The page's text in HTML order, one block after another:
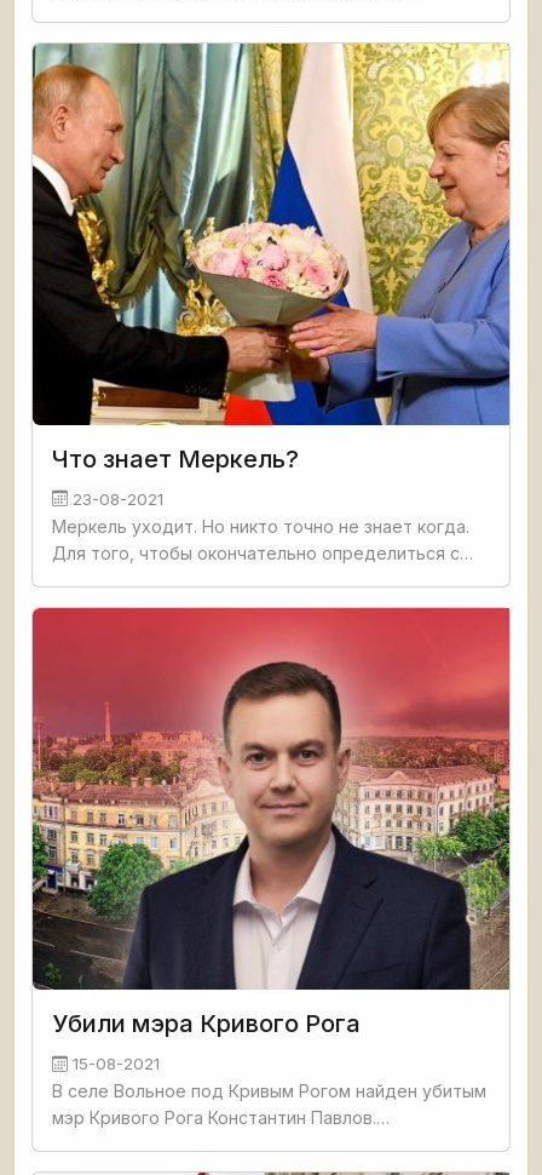
Что знает Меркель?
23-08-2021
Меркель уходит. Но никто точно не знает когда.
Для того, чтобы окончательно определиться с
договориться о коалиции в новом составе
Убили мэра Кривого Рога
15-08-2021
В селе Вольное под Кривым Рогом найден убитым
мэр Кривого Рога Константин Павлов.
блогер